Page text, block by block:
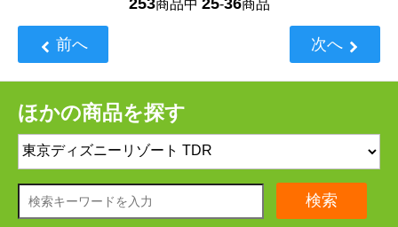
商品中 - 商品
前へ 次へ
ほかの商品を探す
検索